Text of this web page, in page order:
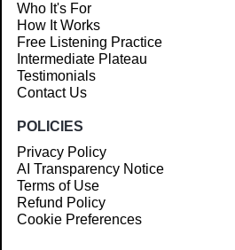
Who It's For
How It Works
Free Listening Practice
Intermediate Plateau
Testimonials
Contact Us
POLICIES
Privacy Policy
AI Transparency Notice
Terms of Use
Refund Policy
Cookie Preferences